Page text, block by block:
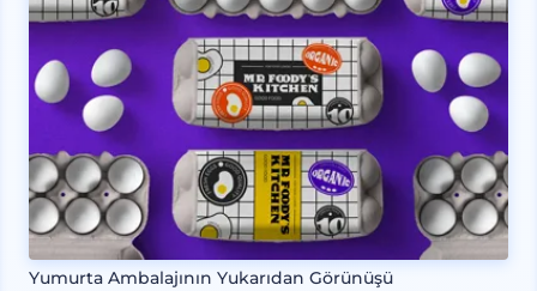
Yumurta Ambalajının Yukarıdan Görünüşü